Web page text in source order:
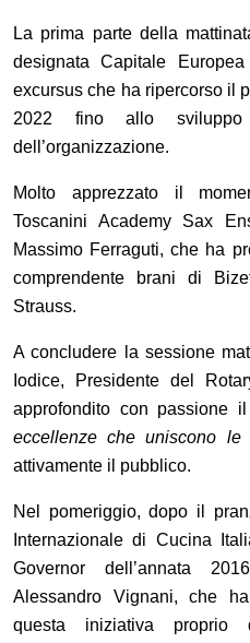
La prima parte della
designata Capitale
excursus che ha ripercorso il
2022 fino allo
dell ’organizzazione.
Molto apprezzato il
Toscanini Academy Sax
Massimo Ferraguti, che ha
comprendente brani di
Strauss.
A concludere la sessione
Iodice, Presidente del
approfondito con passione
eccellenze che uniscono le
attivamente il pubblico.
Nel pomeriggio, dopo il
Internazionale di Cucina
Governor dell ’annata
Alessandro Vignani, che
questa iniziativa proprio